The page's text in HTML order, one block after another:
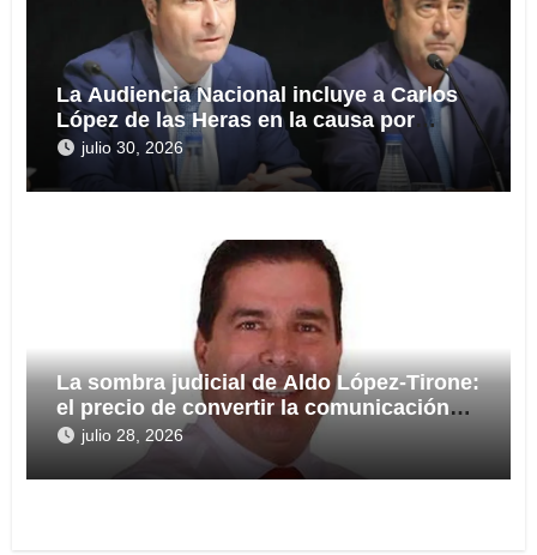
La Audiencia Nacional incluye a Carlos
López de las Heras en la causa por
presuntas irregularidades en el rescate
de 112,8 millones a Tubos Reunidos
julio 30, 2026
La sombra judicial de Aldo López-Tirone:
el precio de convertir la comunicación
en arma
julio 28, 2026